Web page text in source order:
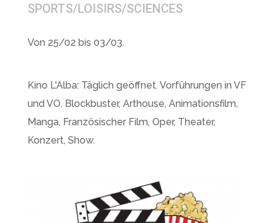
SPORTS/LOISIRS/SCIENCES
Von 25/02 bis 03/03.
Kino L'Alba: Täglich geöffnet. Vorführungen in VF
und VO. Blockbuster, Arthouse, Animationsfilm,
Manga, Französischer Film, Oper, Theater,
Konzert, Show.